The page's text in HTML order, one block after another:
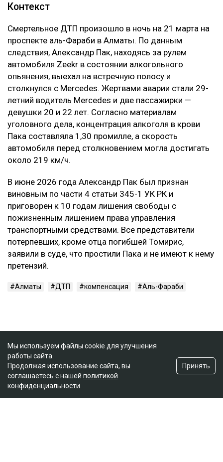
Контекст
Смертельное ДТП произошло в ночь на 21 марта на
проспекте аль-Фараби в Алматы. По данным
следствия, Александр Пак, находясь за рулем
автомобиля Zeekr в состоянии алкогольного
опьянения, выехал на встречную полосу и
столкнулся с Mercedes. Жертвами аварии стали 29-
летний водитель Mercedes и две пассажирки —
девушки 20 и 22 лет. Согласно материалам
уголовного дела, концентрация алкоголя в крови
Пака составляла 1,30 промилле, а скорость
автомобиля перед столкновением могла достигать
около 219 км/ч.
В июне 2026 года Александр Пак был признан
виновным по части 4 статьи 345-1 УК РК и
приговорен к 10 годам лишения свободы с
пожизненным лишением права управления
транспортными средствами. Все представители
потерпевших, кроме отца погибшей Томирис,
заявили в суде, что простили Пака и не имеют к нему
претензий.
Алматы ДТП компенсация Аль-Фараби
Мы используем файлы cookie для улучшения
работы сайта.
Продолжая использование сайта, вы
соглашаетесь с нашей политикой
конфиденциальности
Принять